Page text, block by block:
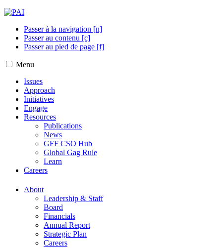
Passer à la navigation [n]
Passer au contenu [c]
Passer au pied de page [f]
Menu
Issues
Approach
Initiatives
Engage
Resources
Publications
News
GFF CSO Hub
Global Gag Rule
Learn
Careers
About
Leadership & Staff
Board
Financials
Annual Report
Strategic Plan
Careers